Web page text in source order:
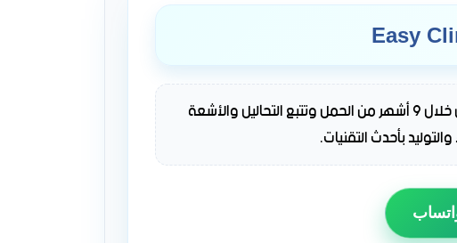
، هل تبحث عن برنامج لإدارة عيادتك بكفاءة عالية؟ هل تريد متابعة المرضى خلال 9 أشهر من الحمل وتتبع التحاليل والأشعة
بأحدث التقنيات.